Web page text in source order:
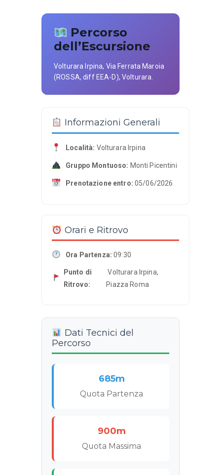
Percorso
dell’Escursione
Volturara Irpina, Via Ferrata Maroia
(ROSSA, diff EEA-D), Volturara.
Informazioni Generali
Località: Volturara Irpina
Gruppo Montuoso: Monti Picentini
Prenotazione entro: 05/06/2026
Orari e Ritrovo
Ora Partenza: 09:30
Punto di
Ritrovo:
Volturara Irpina,
Piazza Roma
Dati Tecnici del
Percorso
685m
Quota Partenza
900m
Quota Massima